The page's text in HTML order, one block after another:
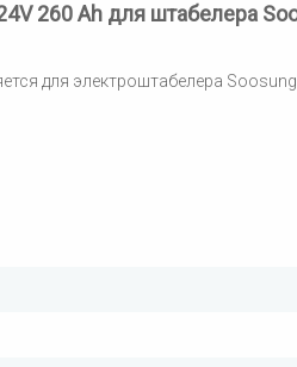
260 Ah для штабелера
для электроштабелера Soosung